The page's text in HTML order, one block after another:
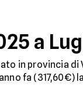
a
in provincia di
fa (317,60€)